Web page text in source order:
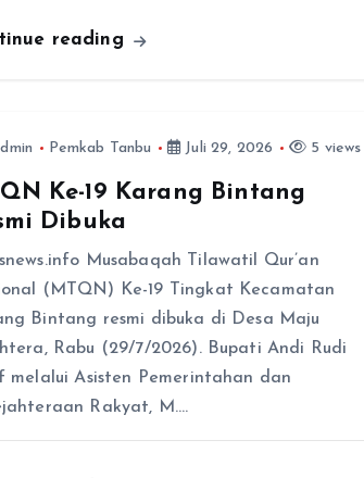
reading
Pemkab Tanbu Juli 29, 2026 5 views
Ke-19 Karang Bintang
Dibuka
Musabaqah Tilawatil Qur’an
(MTQN) Ke-19 Tingkat Kecamatan
Bintang resmi dibuka di Desa Maju
Rabu (29/7/2026). Bupati Andi Rudi
melalui Asisten Pemerintahan dan
Rakyat, M.…